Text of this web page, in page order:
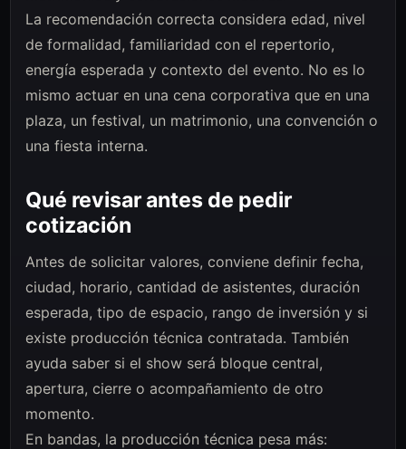
La recomendación correcta considera edad, nivel
de formalidad, familiaridad con el repertorio,
energía esperada y contexto del evento. No es lo
mismo actuar en una cena corporativa que en una
plaza, un festival, un matrimonio, una convención o
una fiesta interna.
Qué revisar antes de pedir
cotización
Antes de solicitar valores, conviene definir fecha,
ciudad, horario, cantidad de asistentes, duración
esperada, tipo de espacio, rango de inversión y si
existe producción técnica contratada. También
ayuda saber si el show será bloque central,
apertura, cierre o acompañamiento de otro
momento.
En bandas, la producción técnica pesa más: